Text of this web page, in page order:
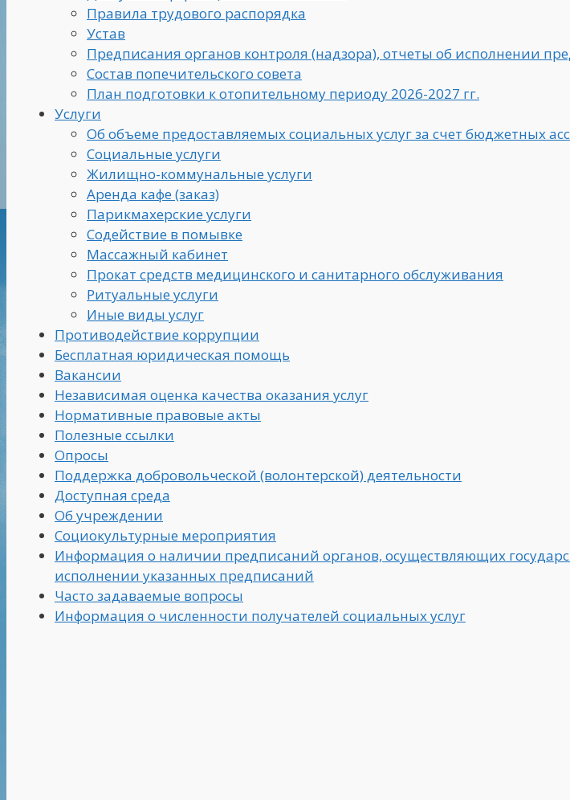
Правила трудового распорядка
Устав
Предписания органов контроля (надзора), отчеты об исполнении
Состав попечительского совета
План подготовки к отопительному периоду 2026-2027 гг.
Услуги
Об объеме предоставляемых социальных услуг за счет бюджетных
Социальные услуги
Жилищно-коммунальные услуги
Аренда кафе (заказ)
Парикмахерские услуги
Содействие в помывке
Массажный кабинет
Прокат средств медицинского и санитарного обслуживания
Ритуальные услуги
Иные виды услуг
Противодействие коррупции
Бесплатная юридическая помощь
Вакансии
Независимая оценка качества оказания услуг
Нормативные правовые акты
Полезные ссылки
Опросы
Поддержка добровольческой (волонтерской) деятельности
Доступная среда
Об учреждении
Социокультурные мероприятия
Информация о наличии предписаний органов, осуществляющих
исполнении указанных предписаний
Часто задаваемые вопросы
Информация о численности получателей социальных услуг